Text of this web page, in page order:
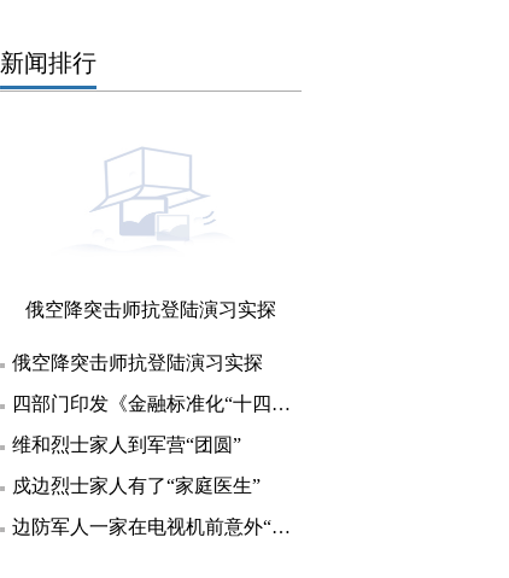
新闻排行
俄空降突击师抗登陆演习实探
俄空降突击师抗登陆演习实探
四部门印发《金融标准化“十四五”发展规划》 明确七方
维和烈士家人到军营“团圆”
戍边烈士家人有了“家庭医生”
边防军人一家在电视机前意外“团聚”